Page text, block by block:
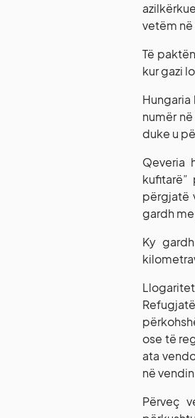
vetëm në
Të
kur gazi
Hungaria
numër
duke u
Qeveria
përgjatë
gardh
Ky
ose të
ata
në
Përveç